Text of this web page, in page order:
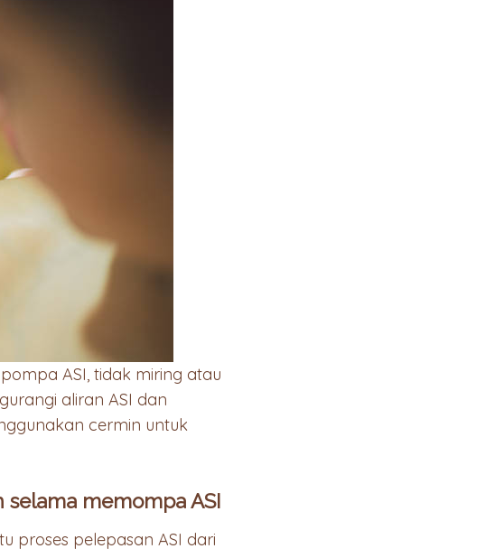
ASI, tidak miring atau
aliran ASI dan
cermin untuk
memompa ASI
proses pelepasan ASI dari